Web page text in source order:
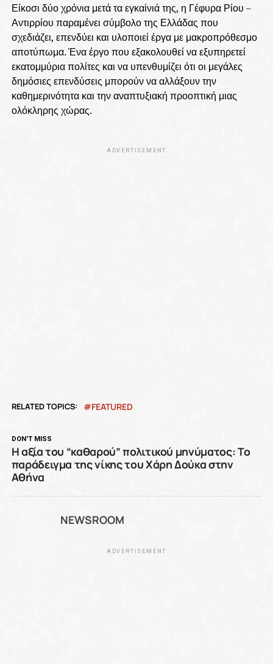
Είκοσι δύο χρόνια μετά τα εγκαίνιά της, η Γέφυρα Ρίου –
Αντιρρίου παραμένει σύμβολο της Ελλάδας που
σχεδιάζει, επενδύει και υλοποιεί έργα με μακροπρόθεσμο
αποτύπωμα. Ένα έργο που εξακολουθεί να εξυπηρετεί
εκατομμύρια πολίτες και να υπενθυμίζει ότι οι μεγάλες
δημόσιες επενδύσεις μπορούν να αλλάξουν την
καθημερινότητα και την αναπτυξιακή προοπτική μιας
ολόκληρης χώρας.
ADVERTISEMENT
RELATED TOPICS: FEATURED
DON'T MISS
Η αξία του “καθαρού” πολιτικού μηνύματος: Το
παράδειγμα της νίκης του Χάρη Δούκα στην
Αθήνα
NEWSROOM
ADVERTISEMENT